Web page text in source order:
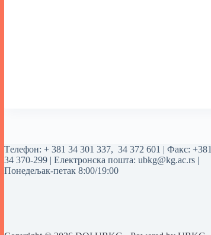
Tелефон: + 381 34 301 337, 34 372 601 | Факс: +381
34 370-299 | Електронска пошта: ubkg@kg.ac.rs |
Понедељак-петак 8:00/19:00